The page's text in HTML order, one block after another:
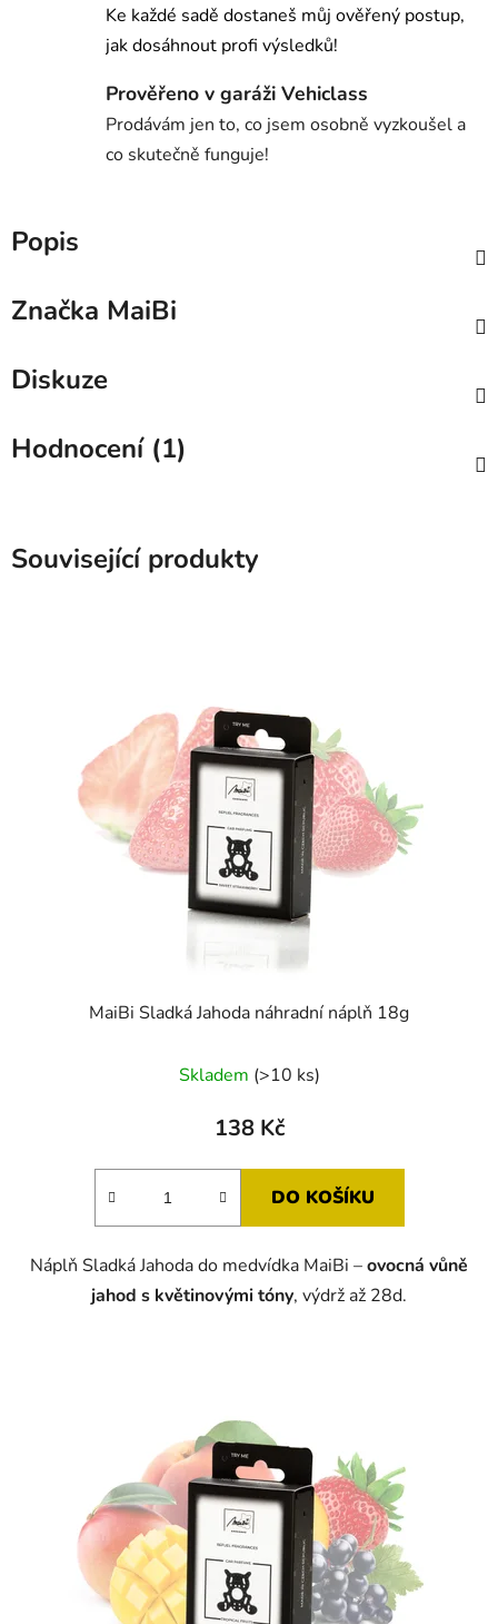
Ke každé sadě dostaneš můj ověřený postup,
jak dosáhnout profi výsledků!
Prověřeno v garáži Vehiclass
Prodávám jen to, co jsem osobně vyzkoušel a
co skutečně funguje!
Popis
Značka MaiBi
Diskuze
Hodnocení (1)
Související produkty
MaiBi Sladká Jahoda náhradní náplň 18g
Skladem (>10 ks)
138 Kč
DO KOŠÍKU
Náplň Sladká Jahoda do medvídka MaiBi –ovocná vůně
jahod s květinovými tóny, výdrž až 28d.